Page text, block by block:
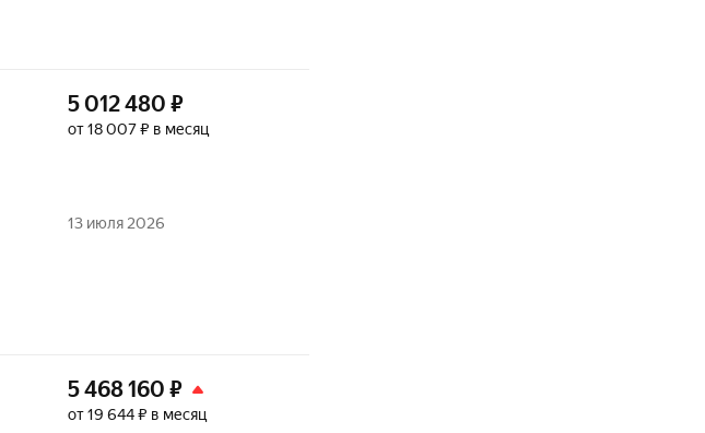
5 012 480 ₽
от 18 007 ₽ в месяц
13 июля 2026
5 468 160 ₽
от 19 644 ₽ в месяц